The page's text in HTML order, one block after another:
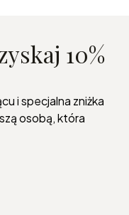
10%
i specjalna zniżka
osobą, która